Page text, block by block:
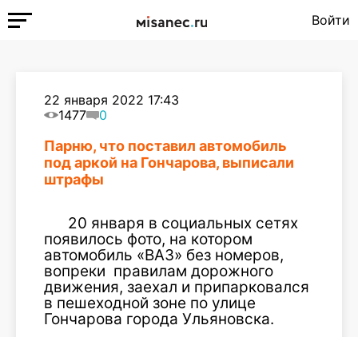
Войти
22 января 2022 17:43
1477
0
Парню, что поставил автомобиль
под аркой на Гончарова, выписали
штрафы
20 января в социальных сетях
появилось фото, на котором
автомобиль «ВАЗ» без номеров,
вопреки правилам дорожного
движения, заехал и припарковался
в пешеходной зоне по улице
Гончарова города Ульяновска.